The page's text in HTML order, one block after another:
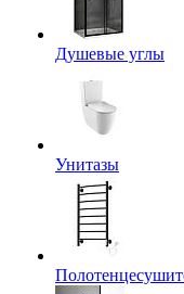
Душевые углы
Унитазы